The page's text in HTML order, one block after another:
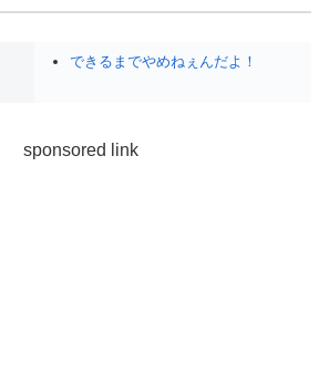
できるまでやめねぇんだよ！
sponsored link